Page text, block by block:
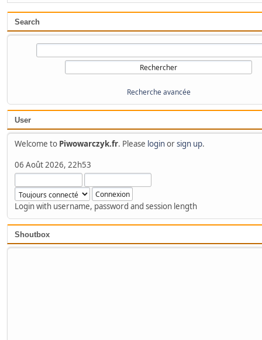
Search
Recherche avancée
User
Welcome to Piwowarczyk.fr. Please loginorsign up.
06 Août 2026, 22h53
Login with username, password and session length
Shoutbox